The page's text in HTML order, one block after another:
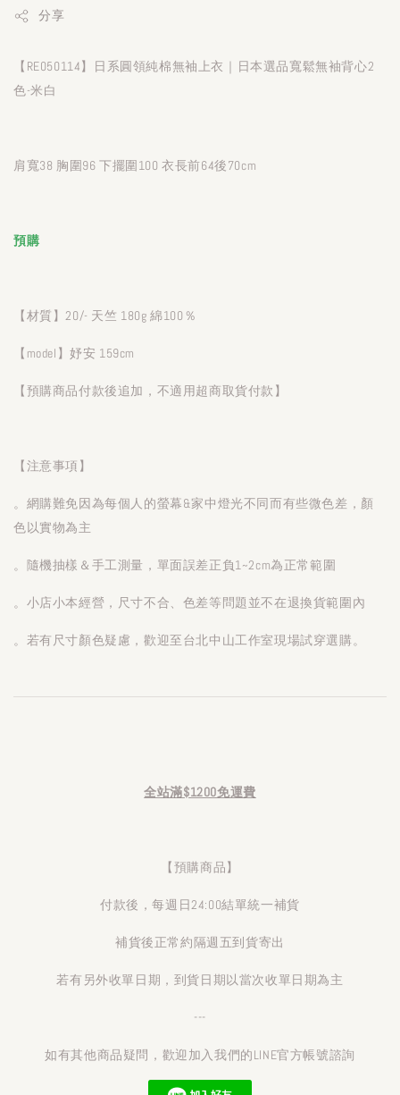
分享
【RE050114】日系圓領純棉無袖上衣｜日本選品寬鬆無袖背心2
色-米白
肩寬38 胸圍96 下擺圍100 衣長前64後70cm
預購
【材質】20/- 天竺 180g 綿100％
【model】妤安 159cm
【預購商品付款後追加，不適用超商取貨付款】
【注意事項】
。網購難免因為每個人的螢幕&家中燈光不同而有些微色差，顏
色以實物為主
。隨機抽樣＆手工測量，單面誤差正負1~2cm為正常範圍
。小店小本經營，尺寸不合、色差等問題並不在退換貨範圍內
。若有尺寸顏色疑慮，歡迎至台北中山工作室現場試穿選購。
全站滿$1200免運費
【預購商品】
付款後，每週日24:00結單統一補貨
補貨後正常約隔週五到貨寄出
若有另外收單日期，到貨日期以當次收單日期為主
---
如有其他商品疑問，歡迎加入我們的LINE官方帳號諮詢